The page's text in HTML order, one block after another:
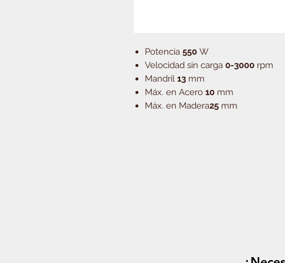
Potencia 550 W
Velocidad sin carga 0-3000 rpm
Mandril 13 mm
Máx. en Acero 10 mm
Máx. en Madera25 mm